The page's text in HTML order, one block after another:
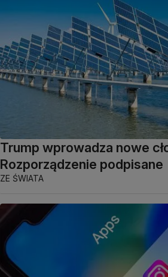
Trump wprowadza nowe
Rozporządzenie podpisane
ZE ŚWIATA